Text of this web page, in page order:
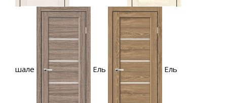
шале Ель Ель